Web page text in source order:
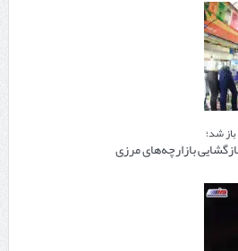
شد؛
بازارچه‌های مرزی